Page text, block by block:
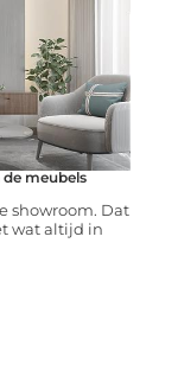
de meubels
showroom. Dat
wat altijd in